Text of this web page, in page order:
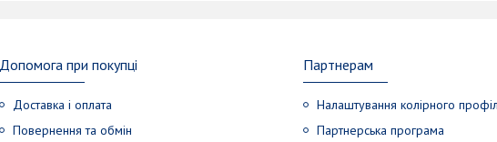
Допомога при покупці
Доставка і оплата
Повернення та обмін
Партнерам
Налаштування колірного
Партнерська програма